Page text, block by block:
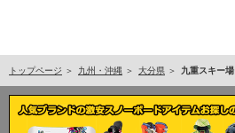
トップページ 九州・沖縄 大分県 九重スキー場